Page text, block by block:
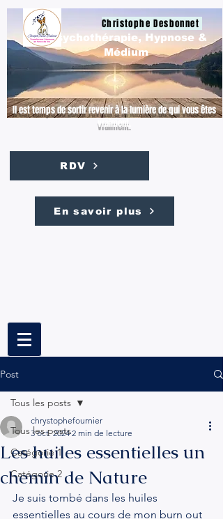
Christophe Desbonnet
Il est temps de sortir revenir à la lumière de qui vous êtes
vraiment.
Psychothérapie, Hypnose &
Médium
RDV
En savoir plus
Post
Tous les posts
Catégorie 1
Catégorie 2
Tous les posts
Les huiles essentielles un
chemin de Nature
chrystophefournier
3 oct. 2024 2 min de lecture
Je suis tombé dans les huiles
essentielles au cours de mon burn out